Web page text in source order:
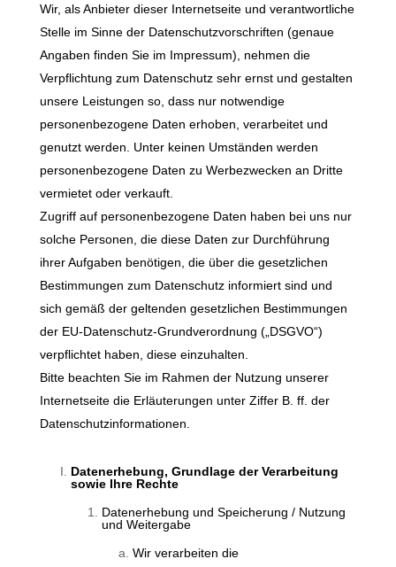
Wir, als Anbieter dieser Internetseite und verantwortliche
Stelle im Sinne der Datenschutzvorschriften (genaue
Angaben finden Sie im Impressum), nehmen die
Verpflichtung zum Datenschutz sehr ernst und gestalten
unsere Leistungen so, dass nur notwendige
personenbezogene Daten erhoben, verarbeitet und
genutzt werden. Unter keinen Umständen werden
personenbezogene Daten zu Werbezwecken an Dritte
vermietet oder verkauft.
Zugriff auf personenbezogene Daten haben bei uns nur
solche Personen, die diese Daten zur Durchführung
ihrer Aufgaben benötigen, die über die gesetzlichen
Bestimmungen zum Datenschutz informiert sind und
sich gemäß der geltenden gesetzlichen Bestimmungen
der EU-Datenschutz-Grundverordnung („DSGVO“)
verpflichtet haben, diese einzuhalten.
Bitte beachten Sie im Rahmen der Nutzung unserer
Internetseite die Erläuterungen unter Ziffer B. ff. der
Datenschutzinformationen.
Datenerhebung, Grundlage der Verarbeitung
sowie Ihre Rechte
Datenerhebung und Speicherung / Nutzung
und Weitergabe
Wir verarbeiten die